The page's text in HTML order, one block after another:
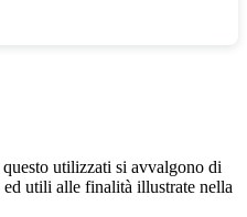
utilizzati si avvalgono di
utili alle finalità illustrate nella